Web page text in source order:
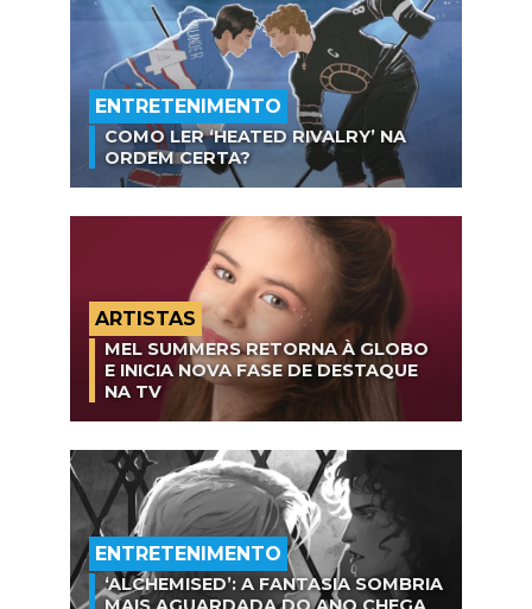
ENTRETENIMENTO
COMO LER ‘HEATED RIVALRY’ NA
ORDEM CERTA?
ARTISTAS
MEL SUMMERS RETORNA À GLOBO
E INICIA NOVA FASE DE DESTAQUE
NA TV
ENTRETENIMENTO
‘ALCHEMISED’: A FANTASIA SOMBRIA